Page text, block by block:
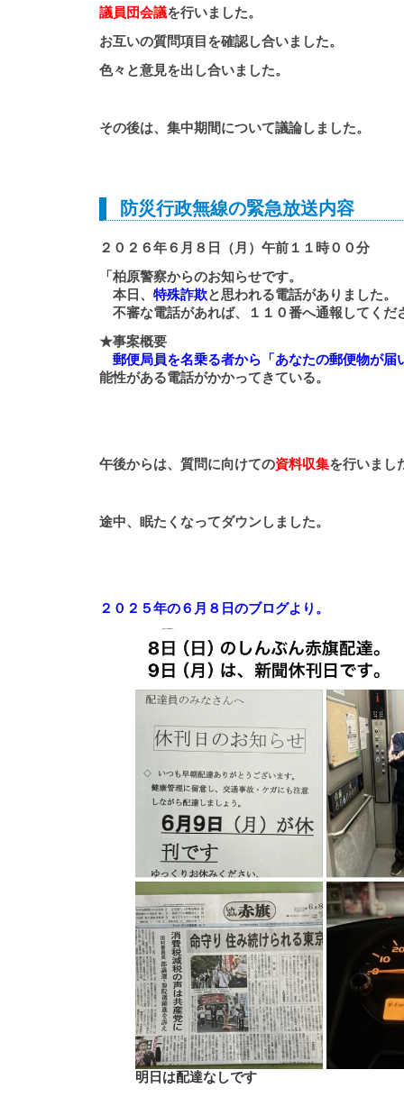
議員団会議を行いました。
お互いの質問項目を確認し合いました。
色々と意見を出し合いました。
その後は、集中期間について議論しました。
防災行政無線の緊急放送内容
２０２６年６月８日（月）午前１１時００
「柏原警察からのお知らせです。
本日、 特殊詐欺と思われる電話がありました。
不審な電話があれば、１１０番へ通報してくだ
★事案概要
郵便局員を名乗る者から「あなたの郵便物が届
能性がある電話がかかってきている。
午後からは、質問に向けての資料収集を行いまし
途中、眠たくなってダウンしました。
２０２５年の６月８日のブログより。
明日は配達なしです